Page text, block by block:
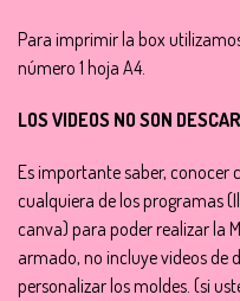
Para imprimir la box
número 1 hoja A4.
LOS VIDEOS NO SON
Es importante saber, conocer
cualquiera de los programas
canva) para poder realizar la
armado, no incluye videos de
personalizar los moldes. (si